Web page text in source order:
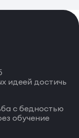
идеей достичь
с бедностью
обучение